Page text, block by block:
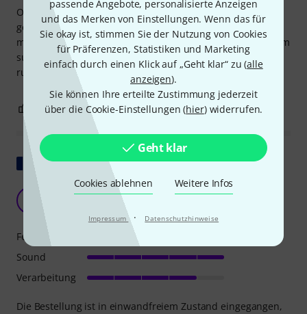
passende Angebote, personalisierte Anzeigen
und das Merken von Einstellungen. Wenn das für
Sie okay ist, stimmen Sie der Nutzung von Cookies
für Präferenzen, Statistiken und Marketing
einfach durch einen Klick auf „Geht klar“ zu (alle
anzeigen).
Sie können Ihre erteilte Zustimmung jederzeit
über die Cookie-Einstellungen (hier) widerrufen.
Geht klar
Cookies ablehnen Weitere Infos
Impressum · Datenschutzhinweise
Optisch eine wirklich schöne Gitarre in einem guten
gemachten relic Look. An der Qualität gibt es nichts zu
meckern. Die Bespielbarkeit ist erste Sahne. Die Gitarre kam
super eingestellt. Auch der Sound macht richtig Spaß. Also
rund um ein super Metal Brett, daher fünf Sterne!
1 BEWERTUNG MELDEN
Original zeigen
Charvel Pro Mod REL SRS SD1 HH WWH
SoftChris 23.11.2024
Die Bestellung ist in einwandfreiem Zustand eingegangen,
Features
Sound
Verarbeitung